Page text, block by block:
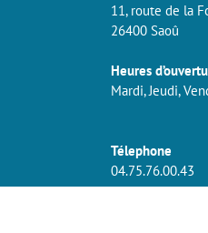
11, route de la
26400 Saoû
Heures
Mardi, Jeudi,
Télephone
04.75.76.00.43